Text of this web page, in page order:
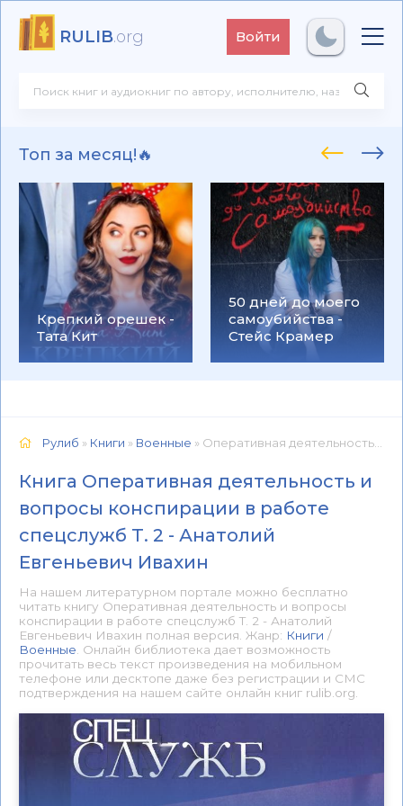
RULIB.org Войти
Топ за месяц!🔥
Крепкий орешек -
Тата Кит
50 дней до моего
самоубийства -
Стейс Крамер
Рулиб » Книги » Военные » Оперативная деятельность и вопросы конспирации в работе спецслужб Т. 2 - Анатолий Евгеньевич Ивахин 📕 - Книга онлайн бесплатно
Книга Оперативная деятельность и
вопросы конспирации в работе
спецслужб Т. 2 - Анатолий
Евгеньевич Ивахин
На нашем литературном портале можно бесплатно
читать книгу Оперативная деятельность и вопросы
конспирации в работе спецслужб Т. 2 - Анатолий
Евгеньевич Ивахин полная версия. Жанр: Книги /
Военные . Онлайн библиотека дает возможность
прочитать весь текст произведения на мобильном
телефоне или десктопе даже без регистрации и СМС
подтверждения на нашем сайте онлайн книг rulib.org.